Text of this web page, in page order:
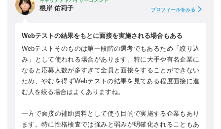
根岸 佑莉子 プロフィールをみる
Webテストの結果をもとに面接を実施される場合もある
Webテストそのものは第一段階の選考でもあるため「絞り込
み」として使われる場合があります。特に大手や有名企業に
なると応募人数が多すぎて全員と面接をすることができない
ため、やむを得ずWebテストの結果を見てある程度面接に進
む人を絞る場合はよくありますね。
一方で面接の補助資料として使う目的で実施する企業もあり
ます。特に性格検査では強みと弱みが明確化されることもあ